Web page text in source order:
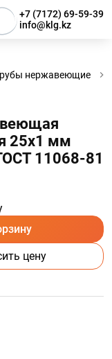
+7 (7172) 69-59-39
info@klg.kz
нержавеющие
25х1 мм
11068-81
цену